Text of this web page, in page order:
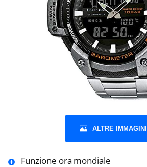
ALTRE IMMAGINI
Funzione ora mondiale